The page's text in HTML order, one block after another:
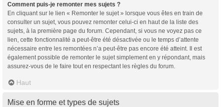
Comment puis-je remonter mes sujets ?
En cliquant sur le lien « Remonter le sujet » lorsque vous êtes en train de
consulter un sujet, vous pouvez remonter celui-ci en haut de la liste des
sujets, à la première page du forum. Cependant, si vous ne voyez pas ce
lien, cette fonctionnalité a peut-être été désactivée ou le temps d’attente
nécessaire entre les remontées n’a peut-être pas encore été atteint. Il est
également possible de remonter le sujet simplement en y répondant, mais
assurez-vous de le faire tout en respectant les règles du forum.
Haut
Mise en forme et types de sujets